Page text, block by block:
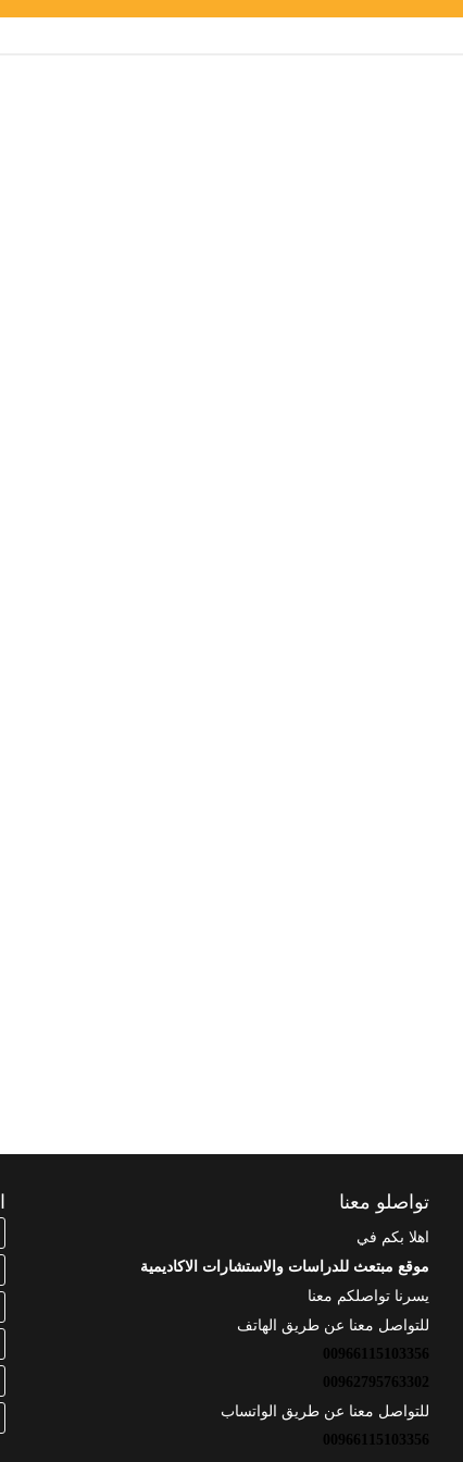
تواصلو معنا
اهلا بكم في
موقع مبتعث للدراسات والاستشارات الاكاديمية
يسرنا تواصلكم معنا
للتواصل معنا عن طريق الهاتف
00966115103356
00962795763302
للتواصل معنا عن طريق الواتساب
00966115103356